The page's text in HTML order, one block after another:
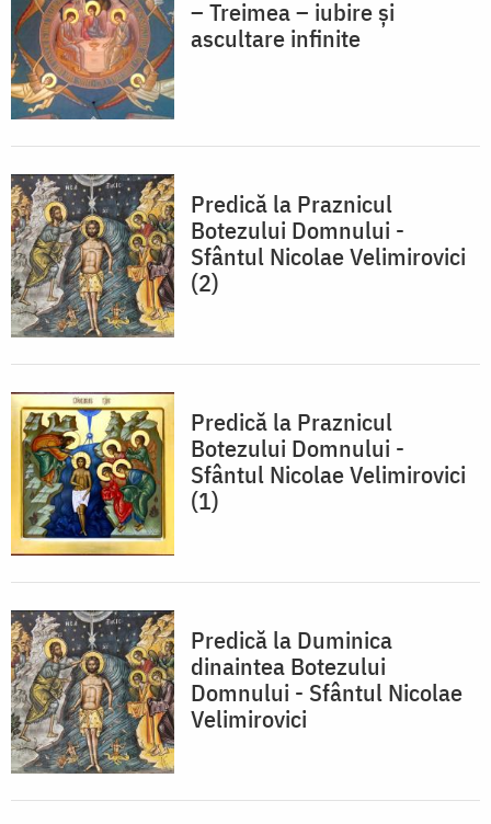
– Treimea – iubire şi
ascultare infinite
Predică la Praznicul
Botezului Domnului -
Sfântul Nicolae Velimirovici
(2)
Predică la Praznicul
Botezului Domnului -
Sfântul Nicolae Velimirovici
(1)
Predică la Duminica
dinaintea Botezului
Domnului - Sfântul Nicolae
Velimirovici